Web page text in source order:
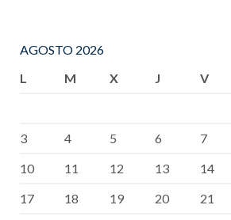
AGOSTO 2026
L
M X J V
3
4 5 6 7
10
11 12 13 14
17
18 19 20 21